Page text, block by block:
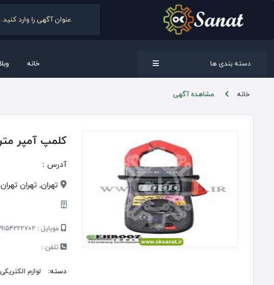
دسته بندی ها خانه
خانه مشاهده آگهی
کلمپ آمپر متر /
آدرس :
تهران, تهران تهران
موبایل :
تلفن :
دسته:
لوازم الکتریکی